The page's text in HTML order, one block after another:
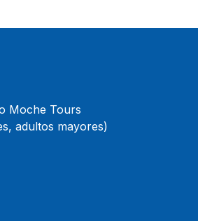
Moche Tours
adultos mayores)